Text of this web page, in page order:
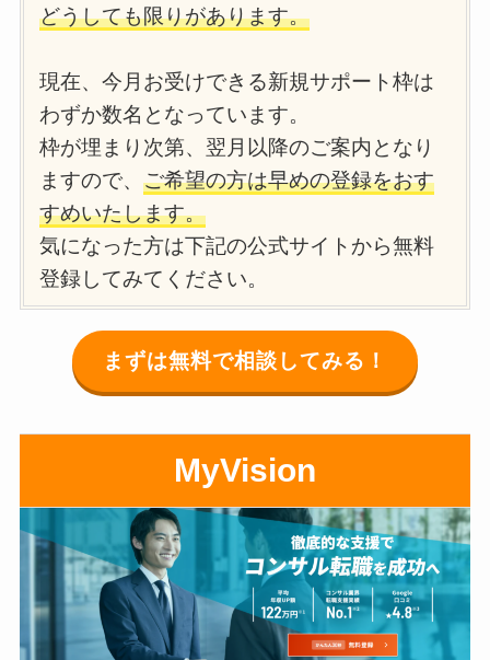
どうしても限りがあります。
現在、今月お受けできる新規サポート枠は
わずか数名となっています。
枠が埋まり次第、翌月以降のご案内となり
ますので、ご希望の方は早めの登録をおす
すめいたします。
気になった方は下記の公式サイトから無料
登録してみてください。
まずは無料で相談してみる！
MyVision